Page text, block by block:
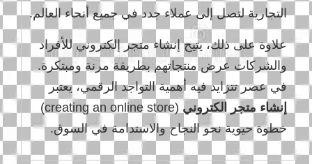
التجارية لتصل إلى عملاء جدد في جميع أنحاء العالم.
علاوة على ذلك، يتيح إنشاء متجر إلكتروني للأفراد
والشركات عرض منتجاتهم بطريقة مرنة ومبتكرة.
في عصر تتزايد فيه أهمية التواجد الرقمي، يعتبر
إنشاء متجر الكتروني
(creating an online store)
خطوة حيوية نحو النجاح والاستدامة في السوق.